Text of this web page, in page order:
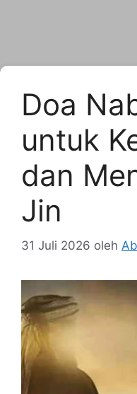
Doa
untuk
dan
Jin
31 Juli 2026 oleh